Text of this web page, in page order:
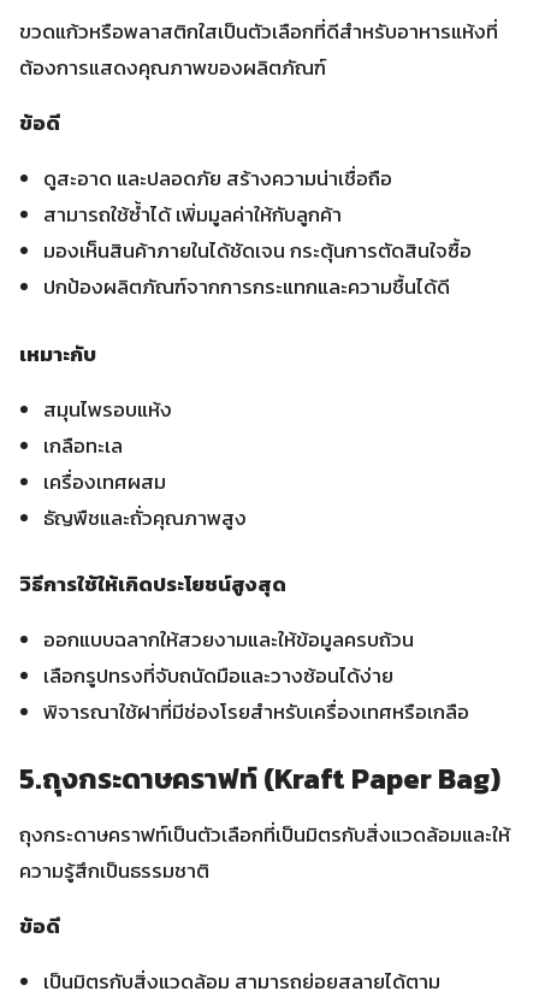
ขวดแก้วหรือพลาสติกใสเป็นตัวเลือกที่ดีสำหรับอาหารแห้งที่
ต้องการแสดงคุณภาพของผลิตภัณฑ์
ข้อดี
ดูสะอาด และปลอดภัย สร้างความน่าเชื่อถือ
สามารถใช้ซ้ำได้ เพิ่มมูลค่าให้กับลูกค้า
มองเห็นสินค้าภายในได้ชัดเจน กระตุ้นการตัดสินใจซื้อ
ปกป้องผลิตภัณฑ์จากการกระแทกและความชื้นได้ดี
เหมาะกับ
สมุนไพรอบแห้ง
เกลือทะเล
เครื่องเทศผสม
ธัญพืชและถั่วคุณภาพสูง
วิธีการใช้ให้เกิดประโยชน์สูงสุด
ออกแบบฉลากให้สวยงามและให้ข้อมูลครบถ้วน
เลือกรูปทรงที่จับถนัดมือและวางซ้อนได้ง่าย
พิจารณาใช้ฝาที่มีช่องโรยสำหรับเครื่องเทศหรือเกลือ
5.ถุงกระดาษคราฟท์ (Kraft Paper Bag)
ถุงกระดาษคราฟท์เป็นตัวเลือกที่เป็นมิตรกับสิ่งแวดล้อมและให้
ความรู้สึกเป็นธรรมชาติ
ข้อดี
เป็นมิตรกับสิ่งแวดล้อม สามารถย่อยสลายได้ตาม